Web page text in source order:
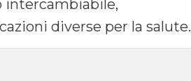
intercambiabile,
diverse per la salute.